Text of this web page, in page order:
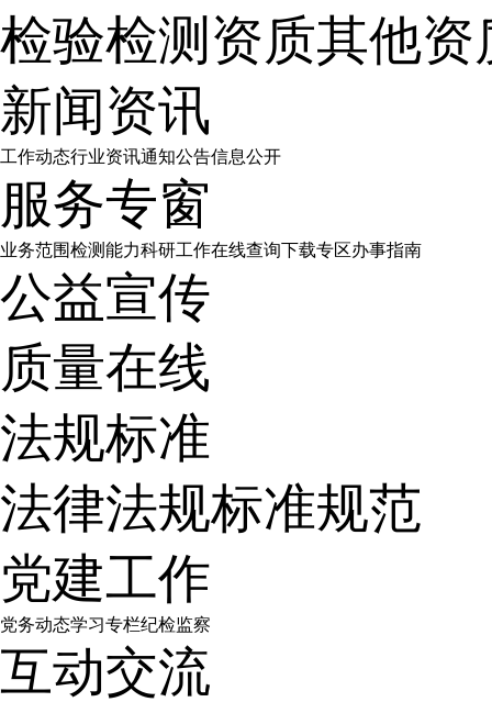
检验检测资质其他资
新闻资讯
工作动态行业资讯通知公告信息公开
服务专窗
业务范围检测能力科研工作在线查询下载专区办事指南
公益宣传
质量在线
法规标准
法律法规标准规范
党建工作
党务动态学习专栏纪检监察
互动交流